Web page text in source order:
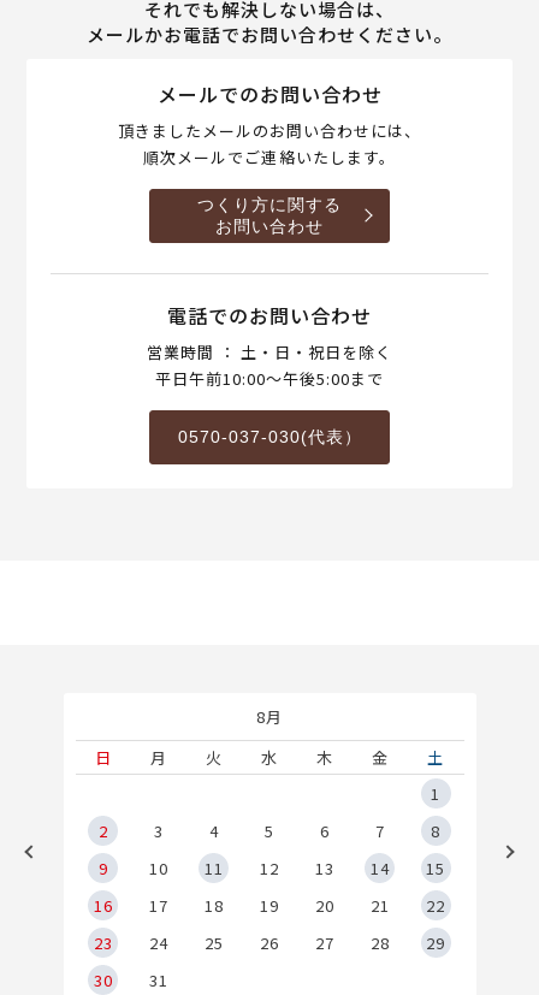
それでも解決しない場合は、
メールかお電話でお問い合わせください。
メールでのお問い合わせ
頂きましたメールのお問い合わせには、
順次メールでご連絡いたします。
つくり方に関する
お問い合わせ
電話でのお問い合わせ
営業時間 ： 土・日・祝日を除く
平日午前10:00～午後5:00まで
0570-037-030(代表）
8月
日
月 火 水 木 金
土
1
2
3 4 5 6 7
8
9
10 11 12 13 14
15
16
17 18 19 20 21
22
23
24 25 26 27 28
29
30
31